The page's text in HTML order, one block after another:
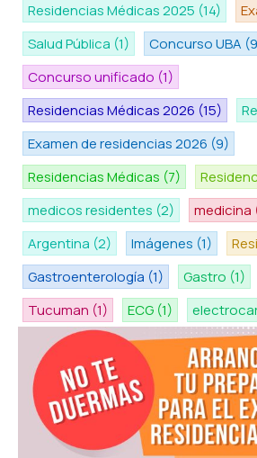
Residencias Médicas 2025 (14)
Salud Pública (1) Concurso UBA
Concurso unificado (1)
Residencias Médicas 2026 (15)
Examen de residencias 2026 (9)
Residencias Médicas (7)
medicos residentes (2) medicina
Argentina (2) Imágenes (1)
Gastroenterología (1) Gastro (1)
Tucuman (1) ECG (1)